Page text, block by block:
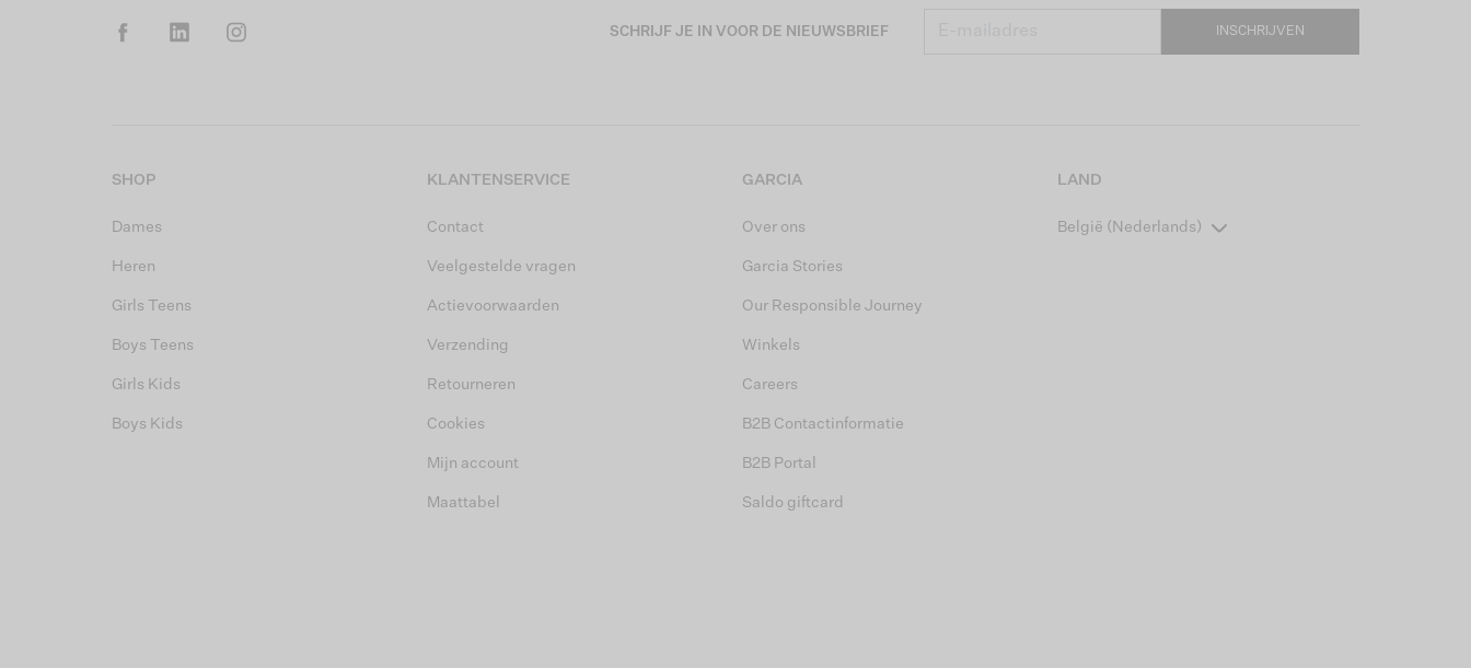
SCHRIJF JE IN VOOR DE NIEUWSBRIEF INSCHRIJVEN
SHOP
Dames
Heren
Girls Teens
Boys Teens
Girls Kids
Boys Kids
KLANTENSERVICE
Contact
Veelgestelde vragen
Actievoorwaarden
Verzending
Retourneren
Cookies
Mijn account
Maattabel
GARCIA
Over ons
Garcia Stories
Our Responsible Journey
Winkels
Careers
B2B Contactinformatie
B2B Portal
Saldo giftcard
LAND
België (Nederlands)